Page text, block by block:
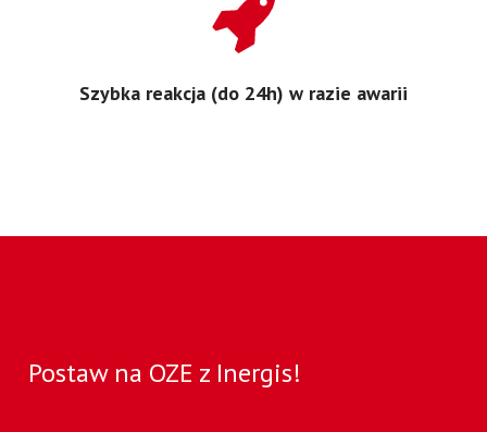
Szybka reakcja (do 24h) w razie awarii
Postaw na OZE z Inergis!